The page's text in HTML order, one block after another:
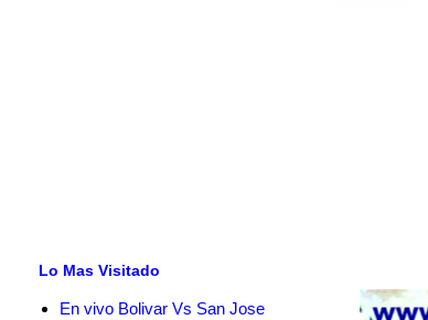
Lo Mas Visitado
En vivo Bolivar Vs San Jose